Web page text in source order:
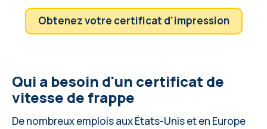
Obtenez votre certificat d'impression
Qui a besoin d'un certificat de
vitesse de frappe
De nombreux emplois aux États-Unis et en Europe